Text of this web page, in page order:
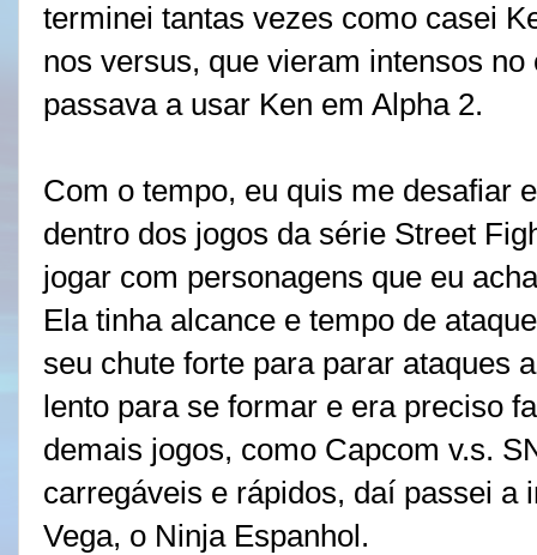
terminei tantas vezes como casei
nos versus, que vieram intensos
passava a usar Ken em Alpha 2.
Com o tempo, eu quis me desafiar
dentro dos jogos da série Street
jogar com personagens que eu
Ela tinha alcance e tempo de
seu chute forte para parar ataques
lento para se formar e era preciso
demais jogos, como Capcom v.s.
carregáveis e rápidos, daí passei a
Vega, o Ninja Espanhol.